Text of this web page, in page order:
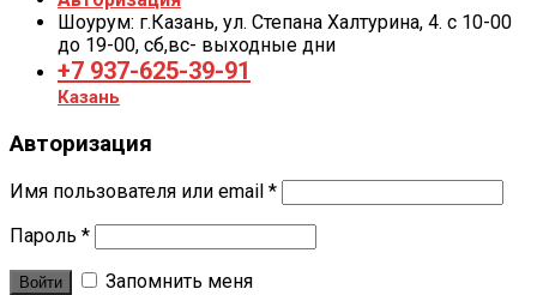
Шоурум: г.Казань, ул. Степана Халтурина, 4. с 10-00
до 19-00, cб,вс- выходные дни
+7 937-625-39-91
Казань
Авторизация
Имя пользователя или email *
Пароль *
Войти Запомнить меня